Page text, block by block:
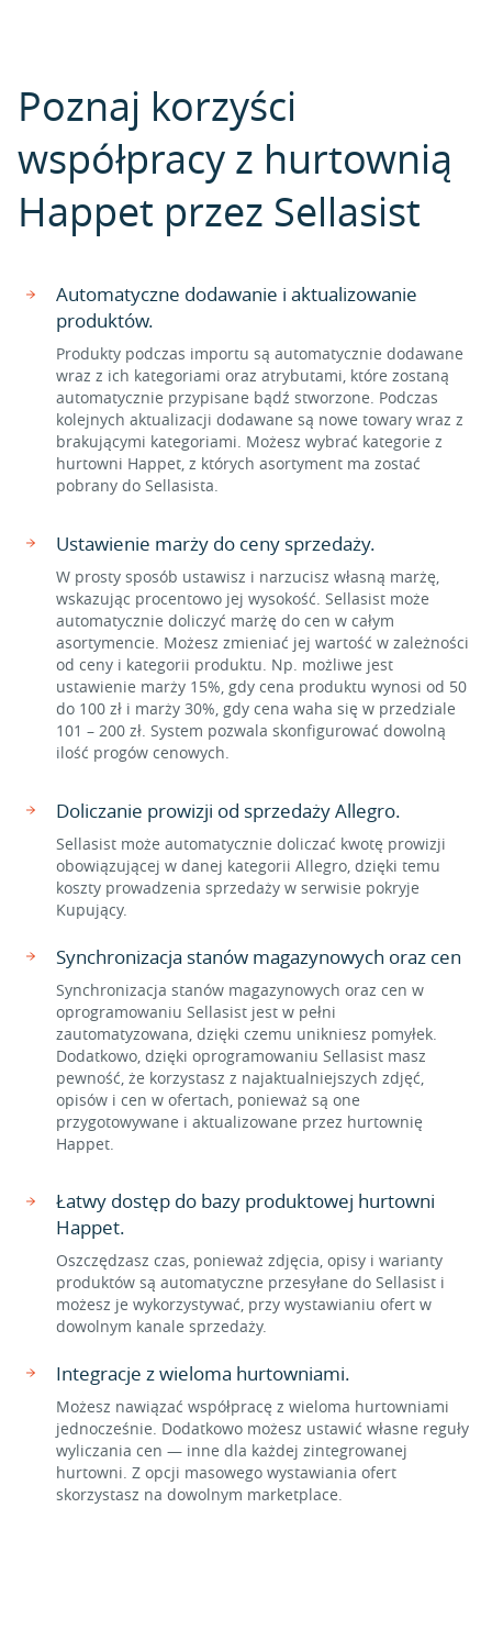
Poznaj korzyści
współpracy z hurtownią
Happet przez Sellasist
Automatyczne dodawanie i aktualizowanie
produktów.
Produkty podczas importu są automatycznie dodawane
wraz z ich kategoriami oraz atrybutami, które zostaną
automatycznie przypisane bądź stworzone. Podczas
kolejnych aktualizacji dodawane są nowe towary wraz z
brakującymi kategoriami. Możesz wybrać kategorie z
hurtowni Happet, z których asortyment ma zostać
pobrany do Sellasista.
Ustawienie marży do ceny sprzedaży.
W prosty sposób ustawisz i narzucisz własną marżę,
wskazując procentowo jej wysokość. Sellasist może
automatycznie doliczyć marżę do cen w całym
asortymencie. Możesz zmieniać jej wartość w zależności
od ceny i kategorii produktu. Np. możliwe jest
ustawienie marży 15%, gdy cena produktu wynosi od 50
do 100 zł i marży 30%, gdy cena waha się w przedziale
101 – 200 zł. System pozwala skonfigurować dowolną
ilość progów cenowych.
Doliczanie prowizji od sprzedaży Allegro.
Sellasist może automatycznie doliczać kwotę prowizji
obowiązującej w danej kategorii Allegro, dzięki temu
koszty prowadzenia sprzedaży w serwisie pokryje
Kupujący.
Synchronizacja stanów magazynowych oraz cen
Synchronizacja stanów magazynowych oraz cen w
oprogramowaniu Sellasist jest w pełni
zautomatyzowana, dzięki czemu unikniesz pomyłek.
Dodatkowo, dzięki oprogramowaniu Sellasist masz
pewność, że korzystasz z najaktualniejszych zdjęć,
opisów i cen w ofertach, ponieważ są one
przygotowywane i aktualizowane przez hurtownię
Happet.
Łatwy dostęp do bazy produktowej hurtowni
Happet.
Oszczędzasz czas, ponieważ zdjęcia, opisy i warianty
produktów są automatyczne przesyłane do Sellasist i
możesz je wykorzystywać, przy wystawianiu ofert w
dowolnym kanale sprzedaży.
Integracje z wieloma hurtowniami.
Możesz nawiązać współpracę z wieloma hurtowniami
jednocześnie. Dodatkowo możesz ustawić własne reguły
wyliczania cen — inne dla każdej zintegrowanej
hurtowni. Z opcji masowego wystawiania ofert
skorzystasz na dowolnym marketplace.